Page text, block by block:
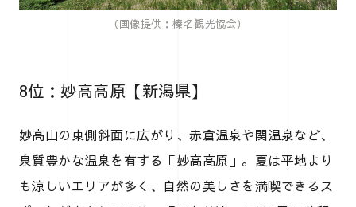
（画像提供：榛名観光協会）
8位：妙高高原【新潟県】
妙高山の東側斜面に広がり、赤倉温泉や関温泉など、
泉質豊かな温泉を有する「妙高高原」。夏は平地より
も涼しいエリアが多く、自然の美しさを満喫できるス